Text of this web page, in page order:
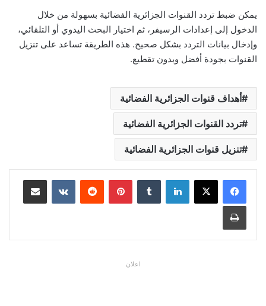
يمكن ضبط تردد القنوات الجزائرية الفضائية بسهولة من خلال
الدخول إلى إعدادات الرسيفر، ثم اختيار البحث اليدوي أو التلقائي،
وإدخال بيانات التردد بشكل صحيح. هذه الطريقة تساعد على تنزيل
القنوات بجودة أفضل وبدون تقطيع.
أهداف قنوات الجزائرية الفضائية
تردد القنوات الجزائرية الفضائية
تنزيل قنوات الجزائرية الفضائية
لينكدإن بينتيريست مشاركة عبر البريد
طباعة
اعلان